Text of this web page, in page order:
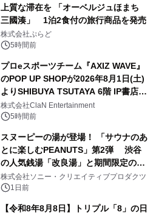
上質な滞在を 「オーベルジュほまち
三國湊」 1泊2食付の旅行商品を発売
株式会社ぷらど
5時間前
プロeスポーツチーム『AXIZ WAVE』
のPOP UP SHOPが2026年8月1日(土)
よりSHIBUYA TSUTAYA 6階 IP書店で
開催決定！！
株式会社ClaN Entertainment
5時間前
スヌーピーの湯が登場！ 「サウナのあ
とに楽しむPEANUTS」第2弾 渋谷
の人気銭湯「改良湯」と期間限定のコ
ラボレーション サウナイキタイコラ
ボグッズも発売決定！
株式会社ソニー・クリエイティブプロダクツ
1日前
【令和8年8月8日】トリプル「8」の日